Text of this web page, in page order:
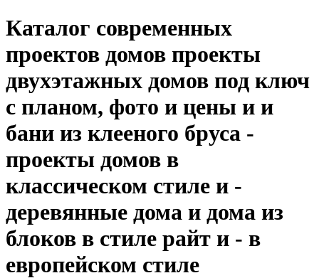
Каталог современных
проектов домов проекты
двухэтажных домов под ключ
с планом, фото и цены и и
бани из клееного бруса -
проекты домов в
классическом стиле и -
деревянные дома и дома из
блоков в стиле райт и - в
европейском стиле